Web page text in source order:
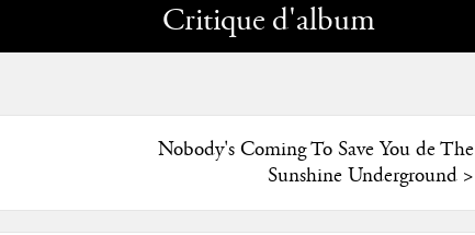
Critique d'album
Nobody's Coming To Save You de The
Sunshine Underground>